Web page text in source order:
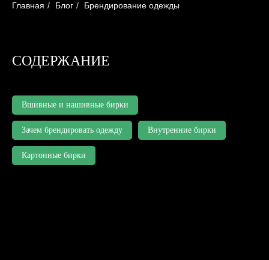
Главная / Блог / Брендирование одежды
СОДЕРЖАНИЕ
Вшивные и нашивные бирки
Зачем брендировать одежду Внутренние бирки
Картонные бирки